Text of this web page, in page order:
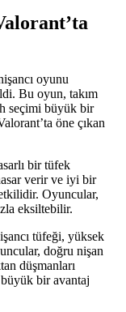
oyunu
Bu oyun, takım
seçimi büyük bir
öne çıkan
bir tüfek
verir ve iyi bir
Oyuncular,
eksiltebilir.
tüfeği, yüksek
doğru nişan
düşmanları
bir avantaj